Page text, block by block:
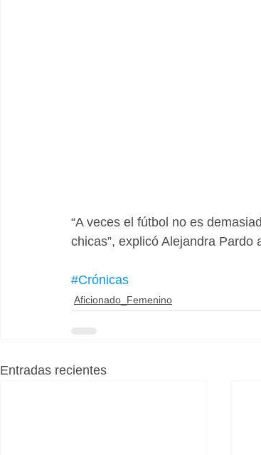
“A veces el fútbol no es
chicas”, explicó Alejandra Pardo
#Crónicas
Aficionado_Femenino
Entradas recientes